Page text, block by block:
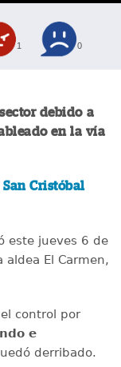
1 0
debido a
en la vía
Cristóbal
este jueves 6 de
aldea El Carmen,
control por
e
derribado.